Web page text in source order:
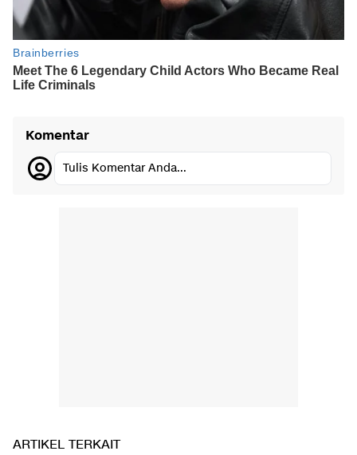
Komentar
Tulis Komentar Anda...
ARTIKEL TERKAIT